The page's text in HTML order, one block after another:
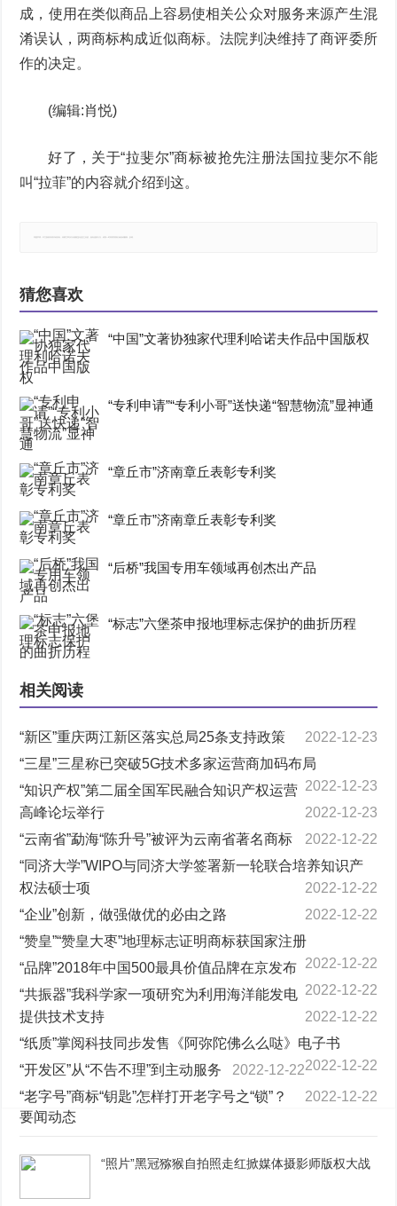
成，使用在类似商品上容易使相关公众对服务来源产生混
淆误认，两商标构成近似商标。法院判决维持了商评委所
作的决定。
(编辑:肖悦)
好了，关于“拉斐尔”商标被抢先注册法国拉斐尔不能
叫“拉菲”的内容就介绍到这。
猜您喜欢
“中国”文著协独家代理利哈诺夫作品中国版权
“专利申请”“专利小哥”送快递“智慧物流”显神通
“章丘市”济南章丘表彰专利奖
“章丘市”济南章丘表彰专利奖
“后桥”我国专用车领域再创杰出产品
“标志”六堡茶申报地理标志保护的曲折历程
相关阅读
“新区”重庆两江新区落实总局25条支持政策
2022-12-23
“三星”三星称已突破5G技术多家运营商加码布局
2022-12-23
“知识产权”第二届全国军民融合知识产权运营
高峰论坛举行
2022-12-23
“云南省”勐海“陈升号”被评为云南省著名商标
2022-12-22
“同济大学”WIPO与同济大学签署新一轮联合培养知识产
权法硕士项
2022-12-22
“企业”创新，做强做优的必由之路
2022-12-22
“赞皇”“赞皇大枣”地理标志证明商标获国家注册
2022-12-22
“品牌”2018年中国500最具价值品牌在京发布
2022-12-22
“共振器”我科学家一项研究为利用海洋能发电
提供技术支持
2022-12-22
“纸质”掌阅科技同步发售《阿弥陀佛么么哒》电子书
2022-12-22
“开发区”从“不告不理”到主动服务
2022-12-22
“老字号”商标“钥匙”怎样打开老字号之“锁”？
2022-12-22
要闻动态
“照片”黑冠猕猴自拍照走红掀媒体摄影师版权大战